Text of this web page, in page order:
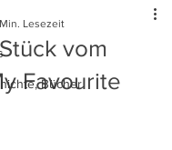
Bücher
vom
Favourite
Lesezeit